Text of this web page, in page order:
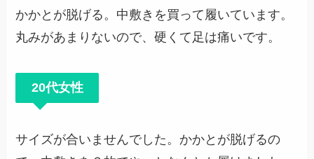
かかとが脱げる。中敷きを買って履いています。
丸みがあまりないので、硬くて足は痛いです。
20代女性
サイズが合いませんでした。かかとが脱げるの